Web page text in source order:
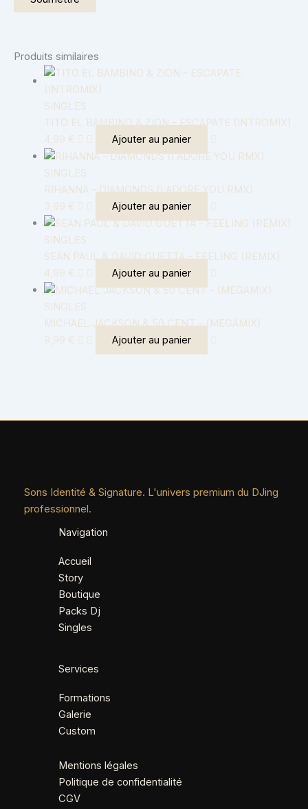
Produits similaires
SINGLES
TITO EL BAMBINO & ZION – ESCAPATE (INTROMIX)
4,99 € Ajouter au panier
SINGLES
RIHANNA – DIAMONDS (I ADORE YOU RMX)
3,99 € Ajouter au panier
SINGLES
SEAN PAUL & DAVID GUETTA – FEELING (REMIX)
4,99 € Ajouter au panier
SINGLES
MICHAEL JACKSON & 50 CENT – (MEGAMIX)
9,99 € Ajouter au panier
Sons Identité & Signature. L'univers premium du DJing
professionnel.
Navigation
Accueil
Story
Boutique
Packs Dj
Singles
Services
Formations
Galerie
Custom
Mentions légales
Politique de confidentialité
CGV